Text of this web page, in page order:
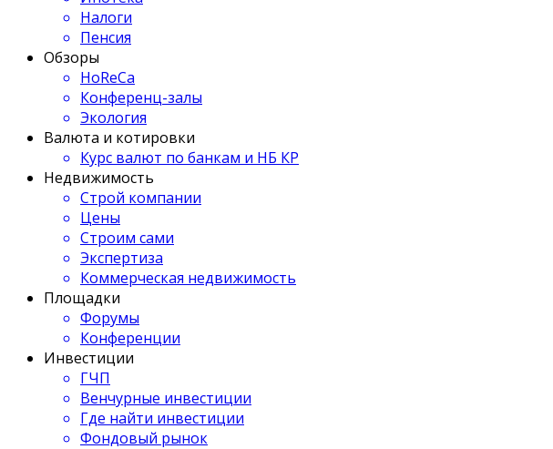
Налоги
Пенсия
Обзоры
HoReCa
Конференц-залы
Экология
Валюта и котировки
Курс валют по банкам и НБ КР
Недвижимость
Строй компании
Цены
Строим сами
Экспертиза
Коммерческая недвижимость
Площадки
Форумы
Конференции
Инвестиции
ГЧП
Венчурные инвестиции
Где найти инвестиции
Фондовый рынок